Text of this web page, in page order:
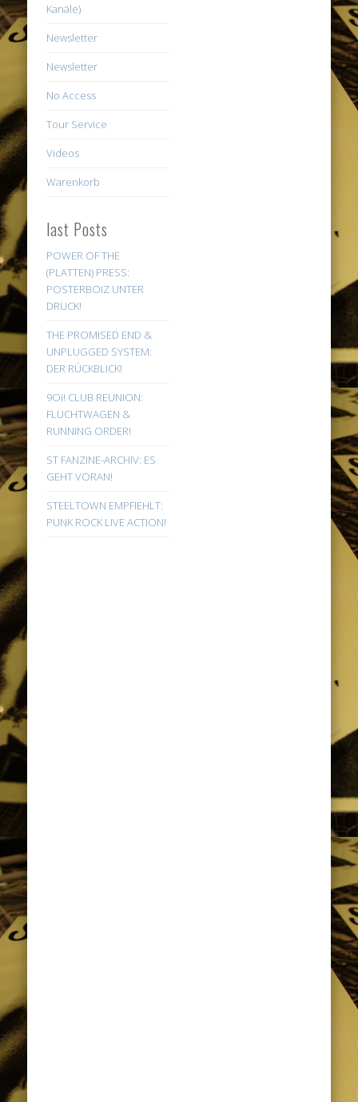
Kanäle)
Newsletter
Newsletter
No Access
Tour Service
Videos
Warenkorb
last Posts
POWER OF THE
(PLATTEN) PRESS:
POSTERBOIZ UNTER
DRUCK!
THE PROMISED END &
UNPLUGGED SYSTEM:
DER RÜCKBLICK!
9Oi! CLUB REUNION:
FLUCHTWAGEN &
RUNNING ORDER!
ST FANZINE-ARCHIV: ES
GEHT VORAN!
STEELTOWN EMPFIEHLT:
PUNK ROCK LIVE ACTION!